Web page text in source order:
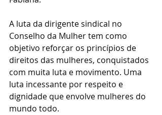
A luta da dirigente sindical no
Conselho da Mulher tem como
objetivo reforçar os princípios de
direitos das mulheres, conquistados
com muita luta e movimento. Uma
luta incessante por respeito e
dignidade que envolve mulheres do
mundo todo.